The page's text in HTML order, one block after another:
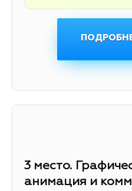
3 место.
анимация и